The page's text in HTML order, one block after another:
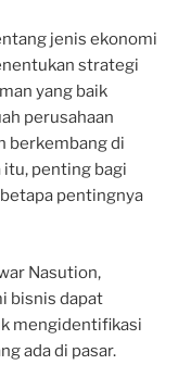
jenis ekonomi
strategi
yang baik
perusahaan
berkembang di
itu, penting bagi
pentingnya
Nasution,
bisnis dapat
mengidentifikasi
ada di pasar.